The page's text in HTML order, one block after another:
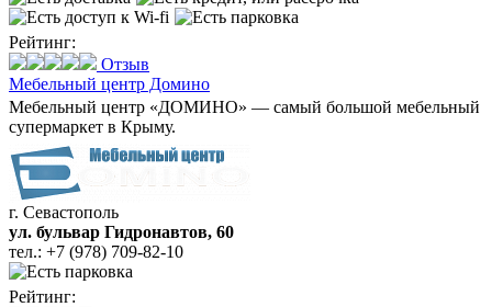
Рейтинг:
Отзыв
Мебельный центр Домино
Мебельный центр «ДОМИНО» — самый большой мебельный
супермаркет в Крыму.
г. Севастополь
ул. бульвар Гидронавтов, 60
тел.: +7 (978) 709-82-10
Рейтинг: